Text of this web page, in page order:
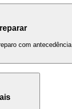
com antecedência